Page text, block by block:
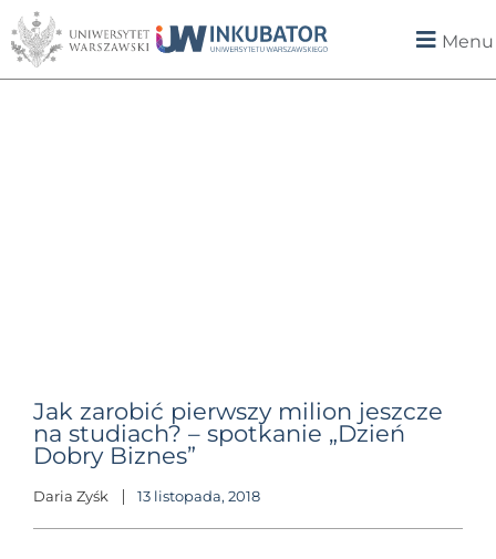
Menu
Jak zarobić pierwszy milion jeszcze
na studiach? – spotkanie „Dzień
Dobry Biznes”
Daria Zyśk 13 listopada, 2018